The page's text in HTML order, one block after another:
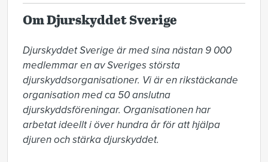
Om Djurskyddet Sverige
Djurskyddet Sverige är med sina nästan 9 000
medlemmar en av Sveriges största
djurskyddsorganisationer. Vi är en rikstäckande
organisation med ca 50 anslutna
djurskyddsföreningar. Organisationen har
arbetat ideellt i över hundra år för att hjälpa
djuren och stärka djurskyddet.